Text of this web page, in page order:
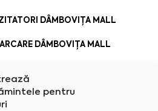
pentru
DÂMBOVIȚA MALL
DÂMBOVIȚA MALL